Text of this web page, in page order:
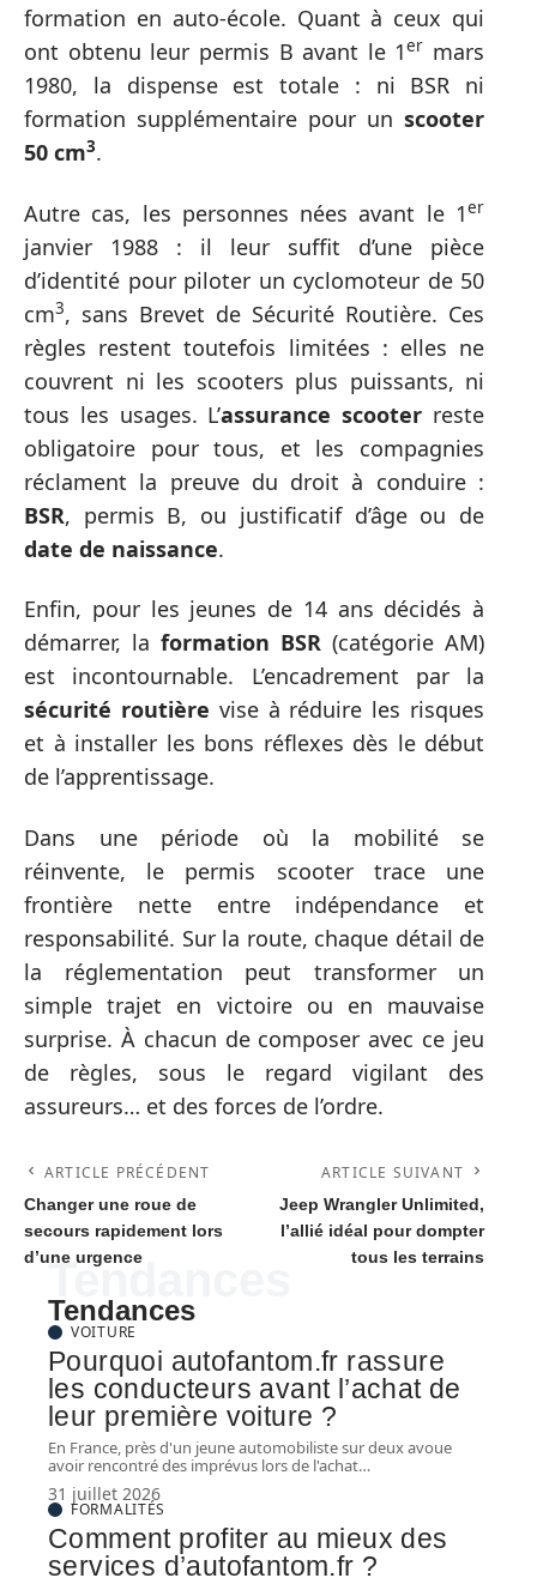
formation en auto-école. Quant à ceux qui
ont obtenu leur permis B avant le 1er mars
1980, la dispense est totale : ni BSR ni
formation supplémentaire pour un scooter
50 cm3.
Autre cas, les personnes nées avant le 1er
janvier 1988 : il leur suffit d’une pièce
d’identité pour piloter un cyclomoteur de 50
cm3, sans Brevet de Sécurité Routière. Ces
règles restent toutefois limitées : elles ne
couvrent ni les scooters plus puissants, ni
tous les usages. L’assurance scooter reste
obligatoire pour tous, et les compagnies
réclament la preuve du droit à conduire :
BSR, permis B, ou justificatif d’âge ou de
date de naissance.
Enfin, pour les jeunes de 14 ans décidés à
démarrer, la formation BSR (catégorie AM)
est incontournable. L’encadrement par la
sécurité routière vise à réduire les risques
et à installer les bons réflexes dès le début
de l’apprentissage.
Dans une période où la mobilité se
réinvente, le permis scooter trace une
frontière nette entre indépendance et
responsabilité. Sur la route, chaque détail de
la réglementation peut transformer un
simple trajet en victoire ou en mauvaise
surprise. À chacun de composer avec ce jeu
de règles, sous le regard vigilant des
assureurs… et des forces de l’ordre.
ARTICLE PRÉCÉDENT
Changer une roue de
secours rapidement lors
d’une urgence
ARTICLE SUIVANT
Jeep Wrangler Unlimited,
l’allié idéal pour dompter
tous les terrains
Tendances
Tendances
VOITURE
Pourquoi autofantom.fr rassure
les conducteurs avant l’achat de
leur première voiture ?
En France, près d'un jeune automobiliste sur deux avoue
avoir rencontré des imprévus lors de l'achat…
31 juillet 2026
FORMALITÉS
Comment profiter au mieux des
services d’autofantom.fr ?